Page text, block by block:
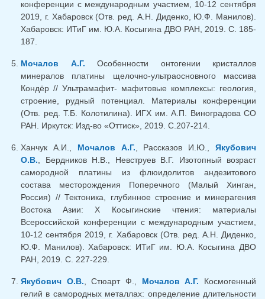
конференции с международным участием, 10-12 сентября
2019, г. Хабаровск (Отв. ред. А.Н. Диденко, Ю.Ф. Манилов).
Хабаровск: ИТиГ им. Ю.А. Косыгина ДВО РАН, 2019. С. 185-
187.
Мочалов А.Г. Особенности онтогении кристаллов
минералов платины щелочно-ультраосновного массива
Кондёр // Ультрамафит- мафитовые комплексы: геология,
строение, рудный потенциал. Материалы конференции
(Отв. ред. Т.Б. Колотилина). ИГХ им. А.П. Виноградова СО
РАН. Иркутск: Изд-во «Оттиск», 2019. С.207-214.
Ханчук А.И., Мочалов А.Г. , Рассказов И.Ю.,Якубович
О.В. , Бердников Н.В., Невструев В.Г. Изотопный возраст
самородной платины из флюидолитов андезитового
состава месторождения Поперечного (Малый Хинган,
Россия) // Тектоника, глубинное строение и минерагения
Востока Азии: X Косыгинские чтения: материалы
Всероссийской конференции с международным участием,
10-12 сентября 2019, г. Хабаровск (Отв. ред. А.Н. Диденко,
Ю.Ф. Манилов). Хабаровск: ИТиГ им. Ю.А. Косыгина ДВО
РАН, 2019. С. 227-229.
Якубович О.В. , Стюарт Ф., Мочалов А.Г. Космогенный
гелий в самородных металлах: определение длительности